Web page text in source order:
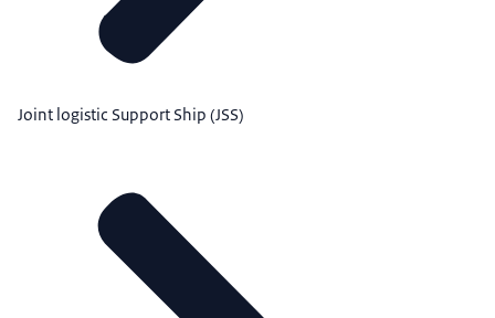
Joint logistic Support Ship (JSS)